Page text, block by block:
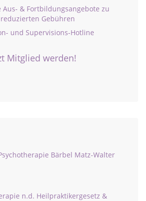
Aus- & Fortbildungsangebote zu
reduzierten Gebühren
und Supervisions-Hotline
Mitglied werden!
Bärbel Matz-Walter
n.d. Heilpraktikergesetz &